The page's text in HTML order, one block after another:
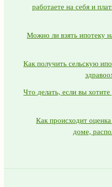
работаете на себя и
Можно ли взять ипотеку
Как получить сельскую
Что делать, если вы
Как происходит
доме,